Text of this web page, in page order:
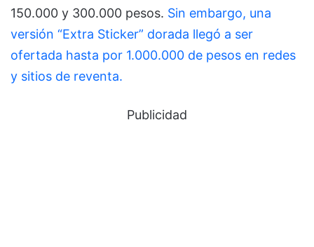
150.000 y 300.000 pesos. Sin embargo, una
versión “Extra Sticker” dorada llegó a ser
ofertada hasta por 1.000.000 de pesos en redes
y sitios de reventa.
Publicidad